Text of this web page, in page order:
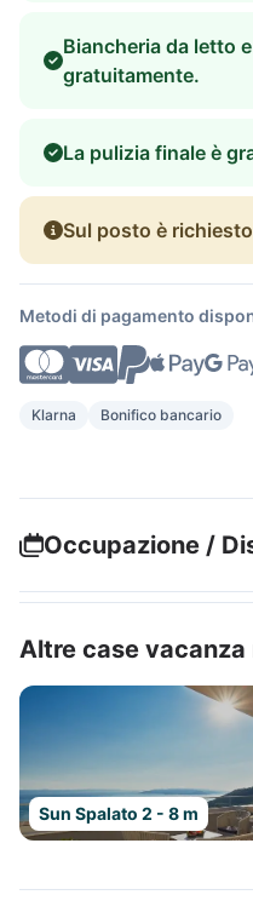
Biancheria da letto
gratuitamente.
La pulizia finale è
Sul posto è
Metodi di pagamento
Klarna Bonifico bancario
Occupazione /
Altre case
Sun Spalato 2 - 8 m